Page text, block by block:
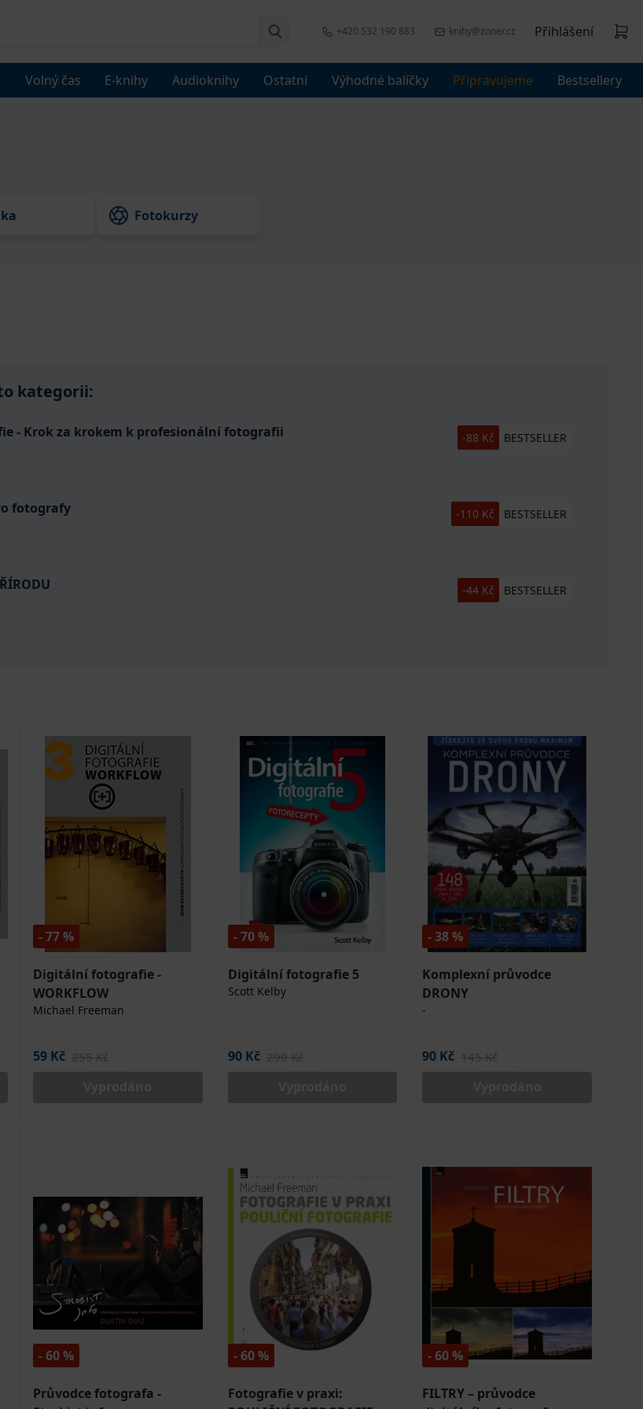
+420 532 190 883 knihy@zoner.cz Přihlášení
Volný čas E-knihy Audioknihy Ostatní Výhodné balíčky Připravujeme Bestsellery
Fotokurzy
kategorii:
- Krok za krokem k profesionální fotografii -88 Kč BESTSELLER
fotografy -110 Kč BESTSELLER
-44 Kč BESTSELLER
- 77 %
Digitální fotografie -
WORKFLOW
Michael Freeman
59 Kč 255 Kč
- 70 %
Digitální fotografie 5
Scott Kelby
90 Kč 299 Kč
- 38 %
Komplexní průvodce
DRONY
-
90 Kč 145 Kč
- 60 %
Průvodce fotografa -
- 60 %
Fotografie v praxi:
- 60 %
FILTRY – průvodce